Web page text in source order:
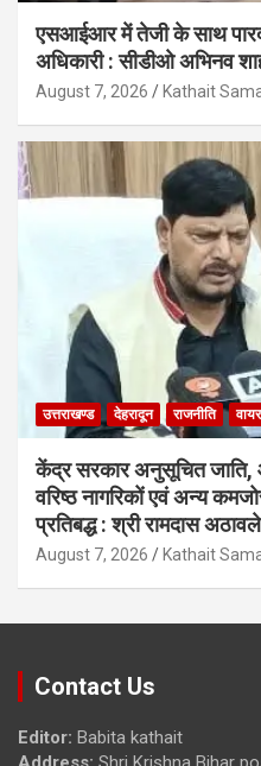
एसआईआर में तेजी के साथ
अधिकारी : सीडीओ अभिनव
August 7, 2026 Kathait
उत्तराखण्ड देहरादून राजनीति
केंद्र सरकार अनुसूचित जाति,
वरिष्ठ नागरिकों एवं अन्य
प्रतिबद्ध : श्री रामदास अठावले
August 7, 2026 Kathait
Contact Us
Editor: Babita kathait